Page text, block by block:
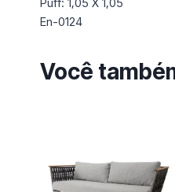
En-0124
Você